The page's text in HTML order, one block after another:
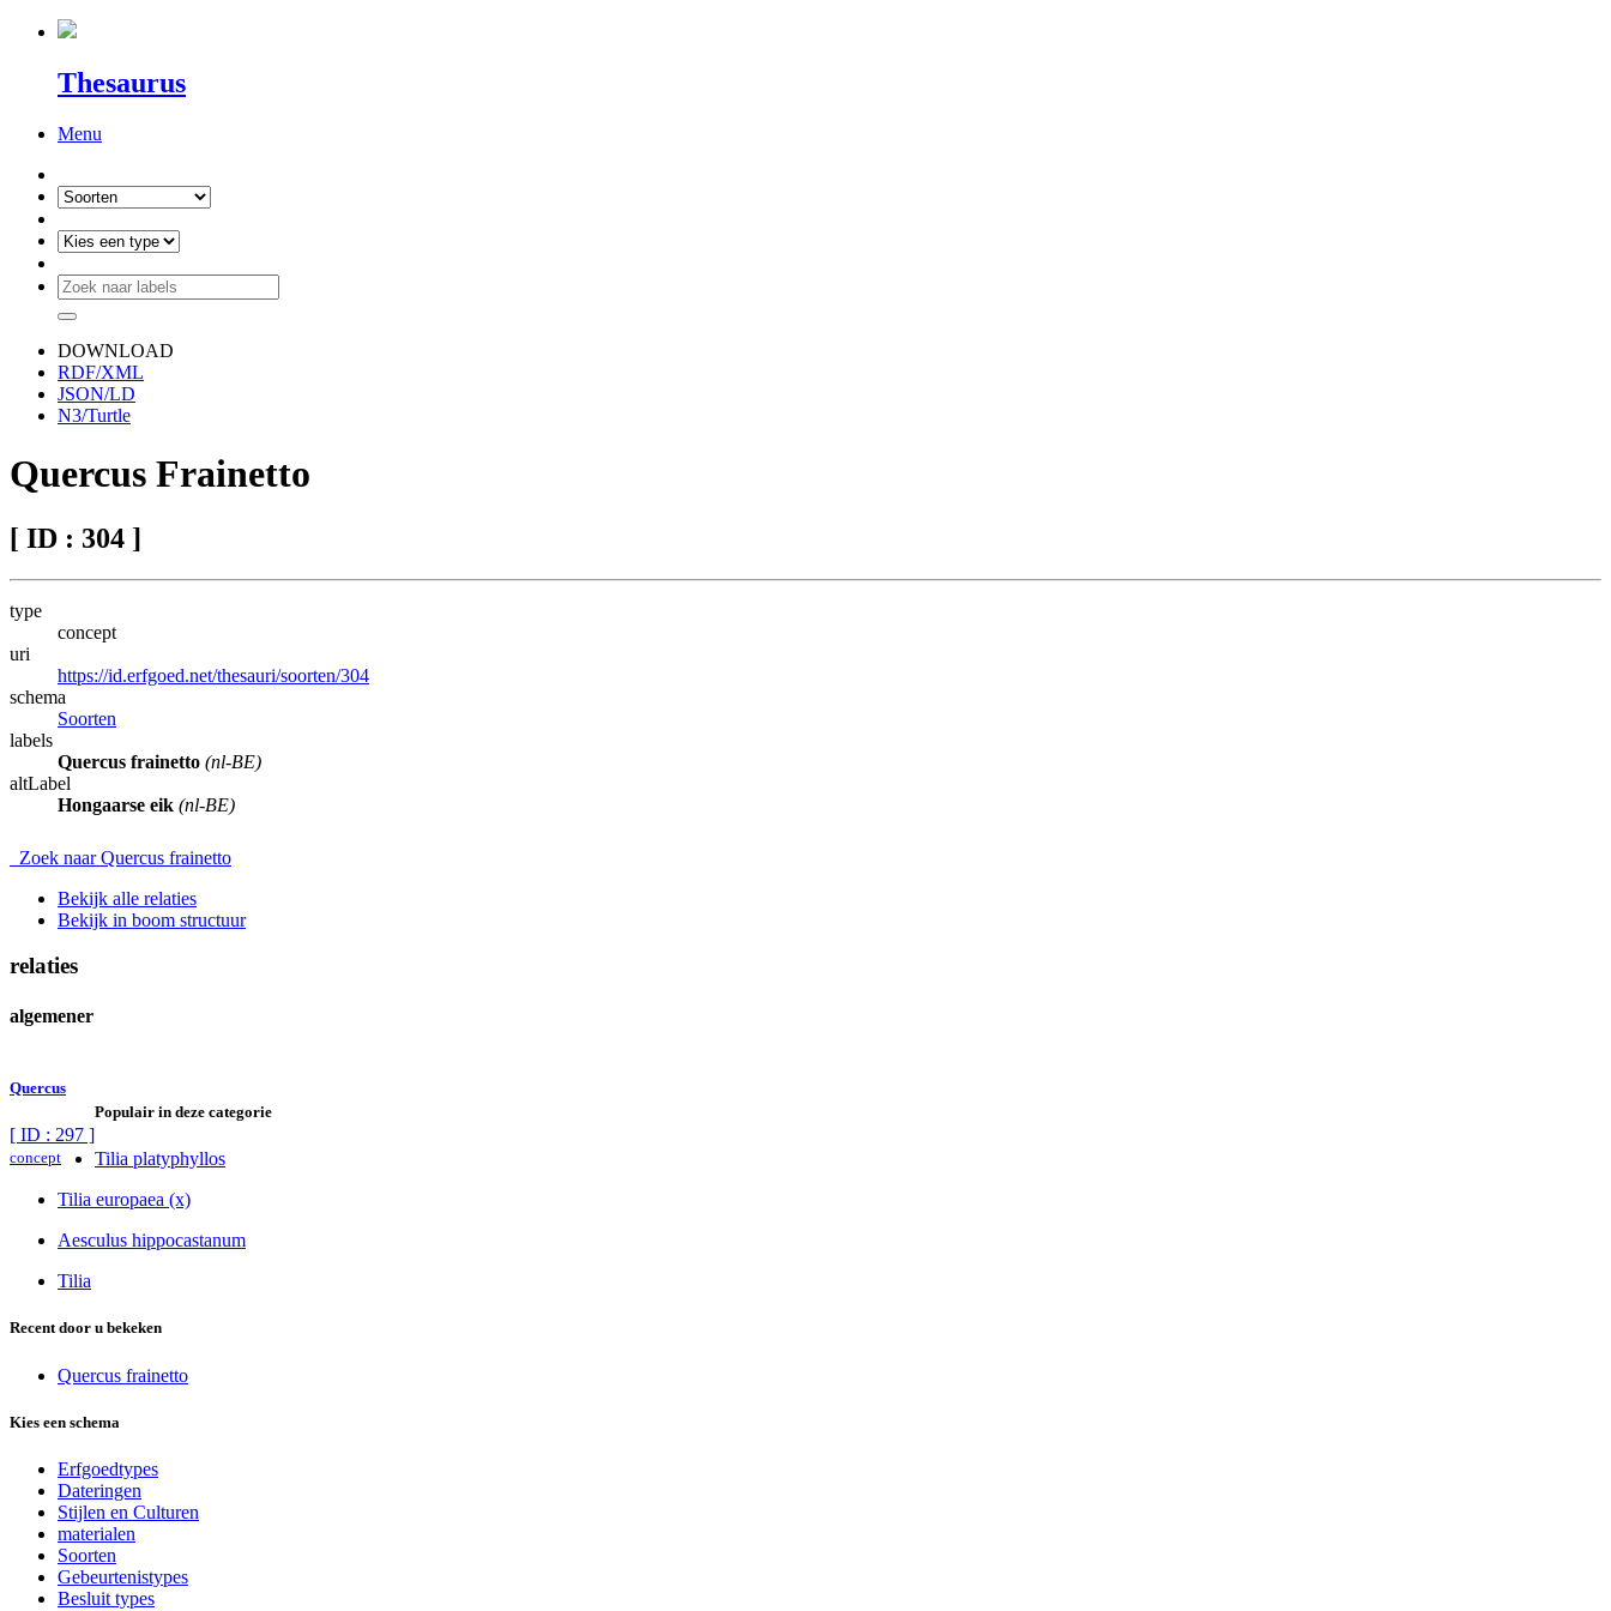
Thesaurus
Menu
DOWNLOAD
RDF/XML
JSON/LD
N3/Turtle
Quercus Frainetto
[ ID : 304 ]
type
concept
uri
https://id.erfgoed.net/thesauri/soorten/304
schema
Soorten
labels
Quercus frainetto (nl-BE)
altLabel
Hongaarse eik (nl-BE)
Zoek naar Quercus frainetto
Bekijk alle relaties
Bekijk in boom structuur
relaties
algemener
Quercus
[ ID : 297 ]
concept
Populair in deze categorie
Tilia platyphyllos
Tilia europaea (x)
Aesculus hippocastanum
Tilia
Recent door u bekeken
Quercus frainetto
Kies een schema
Erfgoedtypes
Dateringen
Stijlen en Culturen
materialen
Soorten
Gebeurtenistypes
Besluit types